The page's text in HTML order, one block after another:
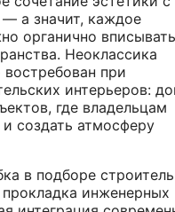
а значит, каждое
органично
Неоклассика
при
интерьеров:
где владельцам
создать атмосферу
в подборе
инженерных